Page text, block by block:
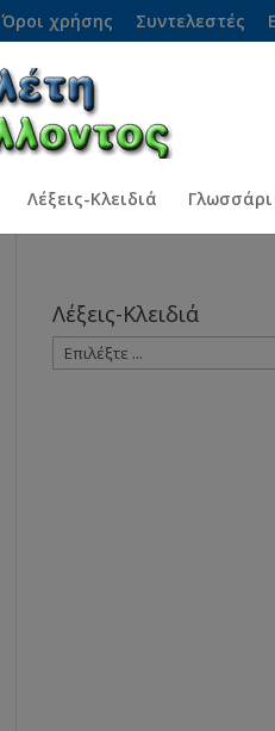
Όροι χρήσης Συντελεστές
Λέξεις-Κλειδιά Γλωσσάρι
Λέξεις-Κλειδιά